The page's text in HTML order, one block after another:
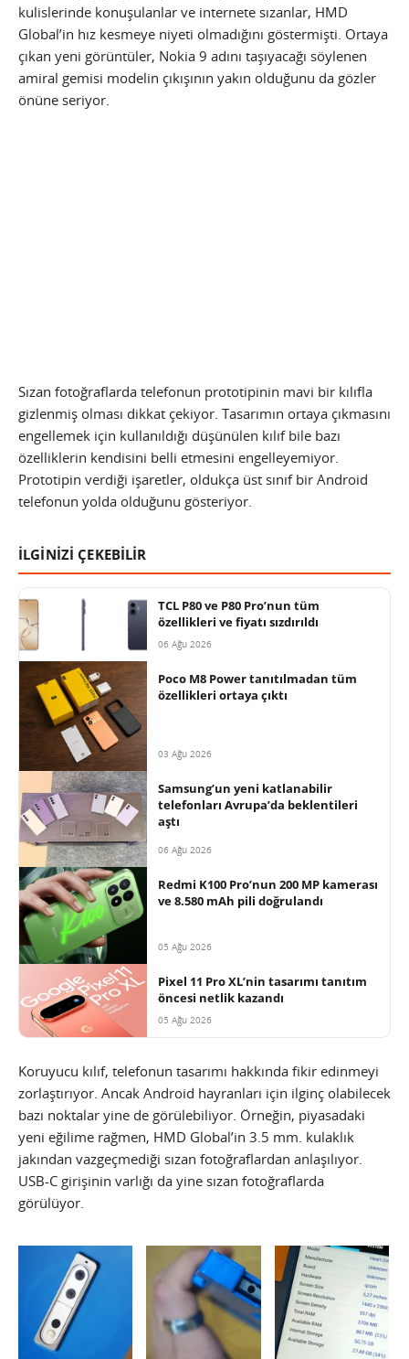
kulislerinde konuşulanlar ve internete sızanlar, HMD
Global’in hız kesmeye niyeti olmadığını göstermişti. Ortaya
çıkan yeni görüntüler, Nokia 9 adını taşıyacağı söylenen
amiral gemisi modelin çıkışının yakın olduğunu da gözler
önüne seriyor.
Sızan fotoğraflarda telefonun prototipinin mavi bir kılıfla
gizlenmiş olması dikkat çekiyor. Tasarımın ortaya çıkmasını
engellemek için kullanıldığı düşünülen kılıf bile bazı
özelliklerin kendisini belli etmesini engelleyemiyor.
Prototipin verdiği işaretler, oldukça üst sınıf bir Android
telefonun yolda olduğunu gösteriyor.
İLGİNİZİ ÇEKEBİLİR
TCL P80 ve P80 Pro’nun tüm
özellikleri ve fiyatı sızdırıldı
06 Ağu 2026
Poco M8 Power tanıtılmadan tüm
özellikleri ortaya çıktı
03 Ağu 2026
Samsung’un yeni katlanabilir
telefonları Avrupa’da beklentileri
aştı
06 Ağu 2026
Redmi K100 Pro’nun 200 MP kamerası
ve 8.580 mAh pili doğrulandı
05 Ağu 2026
Pixel 11 Pro XL’nin tasarımı tanıtım
öncesi netlik kazandı
05 Ağu 2026
Koruyucu kılıf, telefonun tasarımı hakkında fikir edinmeyi
zorlaştırıyor. Ancak Android hayranları için ilginç olabilecek
bazı noktalar yine de görülebiliyor. Örneğin, piyasadaki
yeni eğilime rağmen, HMD Global’in 3.5 mm. kulaklık
jakından vazgeçmediği sızan fotoğraflardan anlaşılıyor.
USB-C girişinin varlığı da yine sızan fotoğraflarda
görülüyor.